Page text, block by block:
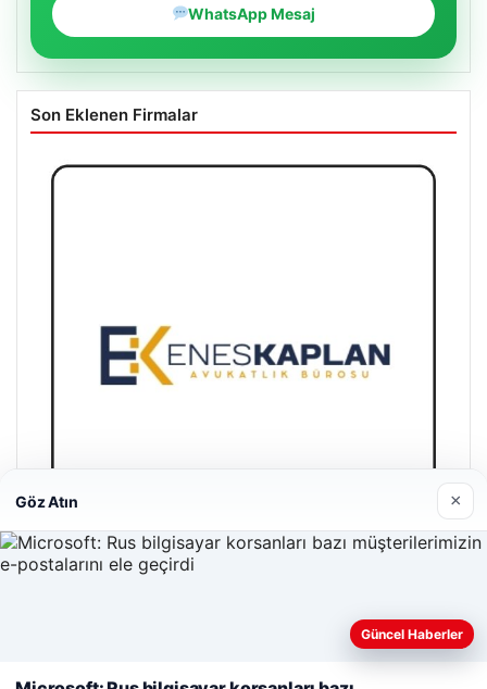
WhatsApp Mesaj
Son Eklenen Firmalar
Web sitemizi nasıl kullandığınızı daha iyi anlayabilmek,
Göz Atın ×
Güncel Haberler